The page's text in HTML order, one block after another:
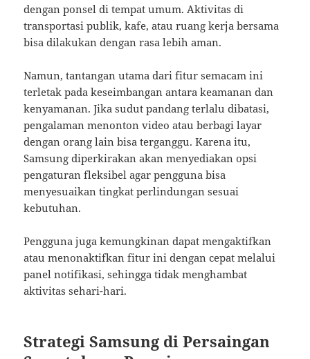
dengan ponsel di tempat umum. Aktivitas di
transportasi publik, kafe, atau ruang kerja bersama
bisa dilakukan dengan rasa lebih aman.
Namun, tantangan utama dari fitur semacam ini
terletak pada keseimbangan antara keamanan dan
kenyamanan. Jika sudut pandang terlalu dibatasi,
pengalaman menonton video atau berbagi layar
dengan orang lain bisa terganggu. Karena itu,
Samsung diperkirakan akan menyediakan opsi
pengaturan fleksibel agar pengguna bisa
menyesuaikan tingkat perlindungan sesuai
kebutuhan.
Pengguna juga kemungkinan dapat mengaktifkan
atau menonaktifkan fitur ini dengan cepat melalui
panel notifikasi, sehingga tidak menghambat
aktivitas sehari-hari.
Strategi Samsung di Persaingan